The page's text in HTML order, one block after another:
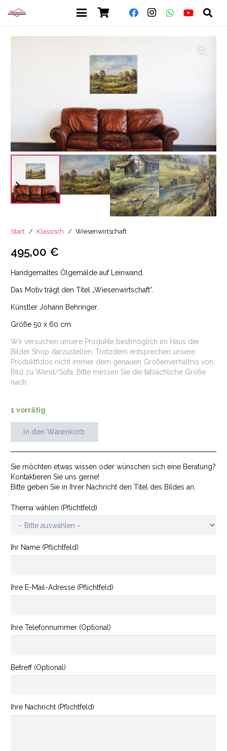
Start / Klassisch / Wiesenwirtschaft
495,00 €
Handgemaltes Ölgemälde auf Leinwand.
Das Motiv trägt den Titel „Wiesenwirtschaft“.
Künstler Johann Behringer.
Größe 50 x 60 cm.
Wir versuchen unsere Produkte bestmöglich im Haus der
Bilder Shop darzustellen. Trotzdem entsprechen unsere
Produktfotos nicht immer dem genauen Größenverhältnis von
Bild zu Wand/Sofa. Bitte messen Sie die tatsächliche Größe
nach.
1 vorrätig
Wiesenwirtschaft
In den Warenkorb
Sie möchten etwas wissen oder wünschen sich eine Beratung?
Kontaktieren Sie uns gerne!
Bitte geben Sie in Ihrer Nachricht den Titel des Bildes an.
Thema wählen (Pflichtfeld)
Ihr Name (Pflichtfeld)
Ihre E-Mail-Adresse (Pflichtfeld)
Ihre Telefonnummer (Optional)
Betreff (Optional)
Ihre Nachricht (Pflichtfeld)